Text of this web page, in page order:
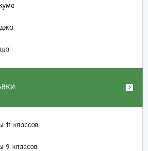
11 классов
9 классов